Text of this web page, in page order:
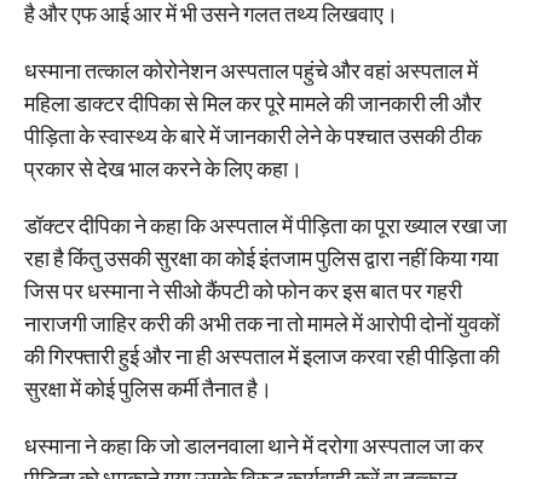
है और एफ आई आर में भी उसने गलत तथ्य लिखवाए।
धस्माना तत्काल कोरोनेशन अस्पताल पहुंचे और वहां अस्पताल में
महिला डाक्टर दीपिका से मिल कर पूरे मामले की जानकारी ली और
पीड़िता के स्वास्थ्य के बारे में जानकारी लेने के पश्चात उसकी ठीक
प्रकार से देख भाल करने के लिए कहा।
डॉक्टर दीपिका ने कहा कि अस्पताल में पीड़िता का पूरा ख्याल रखा जा
रहा है किंतु उसकी सुरक्षा का कोई इंतजाम पुलिस द्वारा नहीं किया गया
जिस पर धस्माना ने सीओ कैंपटी को फोन कर इस बात पर गहरी
नाराजगी जाहिर करी की अभी तक ना तो मामले में आरोपी दोनों युवकों
की गिरफ्तारी हुई और ना ही अस्पताल में इलाज करवा रही पीड़िता की
सुरक्षा में कोई पुलिस कर्मी तैनात है।
धस्माना ने कहा कि जो डालनवाला थाने में दरोगा अस्पताल जा कर